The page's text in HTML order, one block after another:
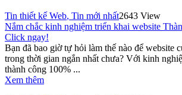
Tin thiết kế Web, Tin mới nhất2643 View
Nắm chắc kinh nghiệm triển khai website
Click ngay!
Bạn đã bao giờ tự hỏi làm thế nào để website
trong thời gian ngắn nhất chưa? Với kinh
thành công 100% ...
Xem thêm